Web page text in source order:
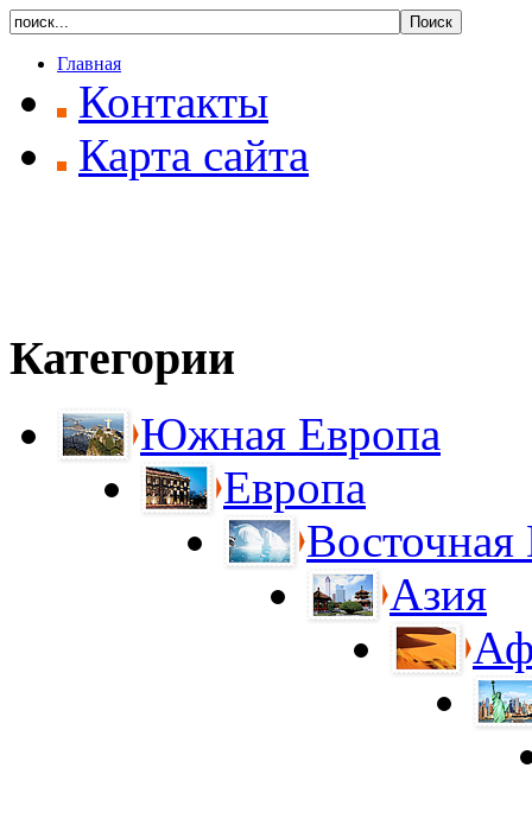
Главная
Контакты
Карта сайта
Категории
Южная Европа
Европа
Восточная
Азия